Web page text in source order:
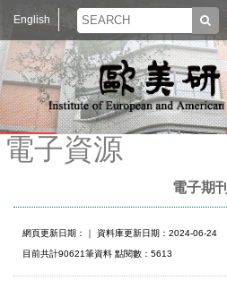
English
電子資源
電子期刊
網頁更新日期： ｜ 資料庫更新日期：2024-06-24
目前共計90621筆資料 點閱數：5613